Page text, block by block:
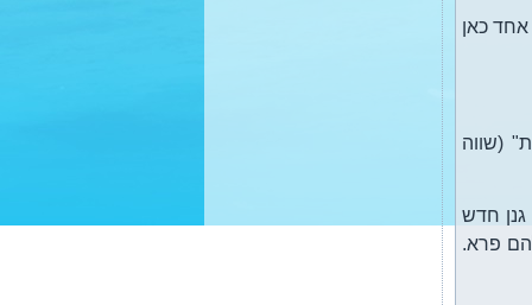
כאן
(שווה
חדש
פרא.